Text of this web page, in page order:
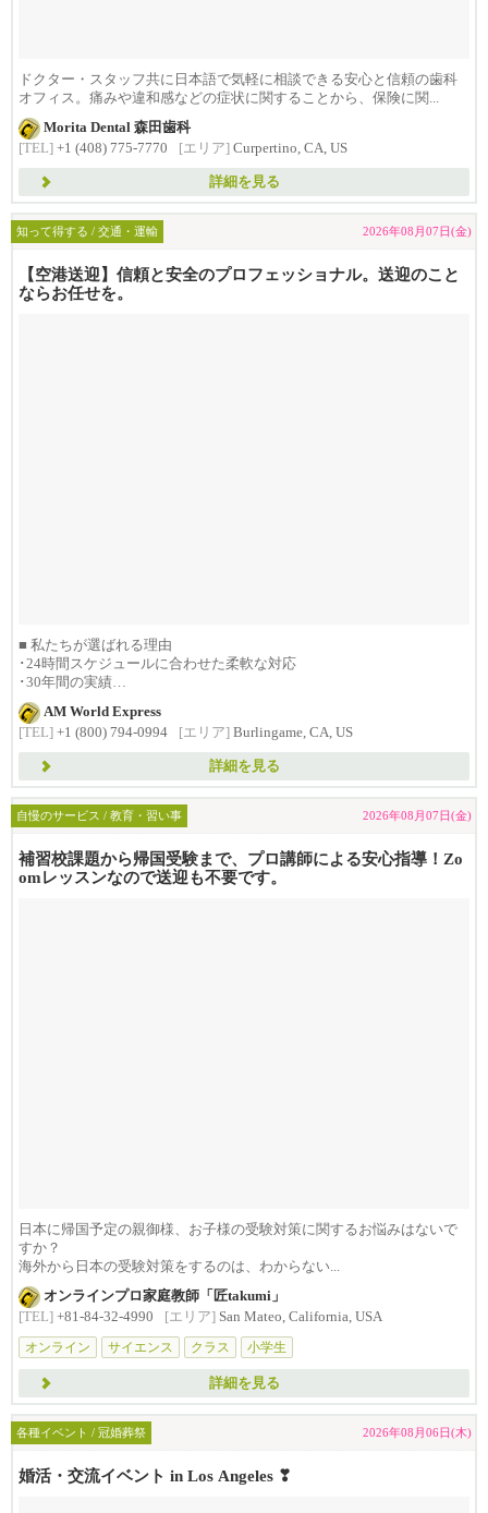
ドクター・スタッフ共に日本語で気軽に相談できる安心と信頼の歯科
オフィス。痛みや違和感などの症状に関することから、保険に関...
Morita Dental 森田歯科
[TEL] +1 (408) 775-7770 [エリア] Curpertino, CA, US
詳細を見る
知って得する / 交通・運輸 2026年08月07日(金)
【空港送迎】信頼と安全のプロフェッショナル。送迎のこと
ならお任せを。
■ 私たちが選ばれる理由
･24時間スケジュールに合わせた柔軟な対応
･30年間の実績
･1992年創...
AM World Express
[TEL] +1 (800) 794-0994 [エリア] Burlingame, CA, US
詳細を見る
自慢のサービス / 教育・習い事 2026年08月07日(金)
補習校課題から帰国受験まで、プロ講師による安心指導！Zo
omレッスンなので送迎も不要です。
日本に帰国予定の親御様、お子様の受験対策に関するお悩みはないで
すか？
海外から日本の受験対策をするのは、わからない...
オンラインプロ家庭教師「匠takumi」
[TEL] +81-84-32-4990 [エリア] San Mateo, California, USA
オンライン
サイエンス クラス 小学生
詳細を見る
各種イベント / 冠婚葬祭 2026年08月06日(木)
婚活・交流イベント in Los Angeles ❣